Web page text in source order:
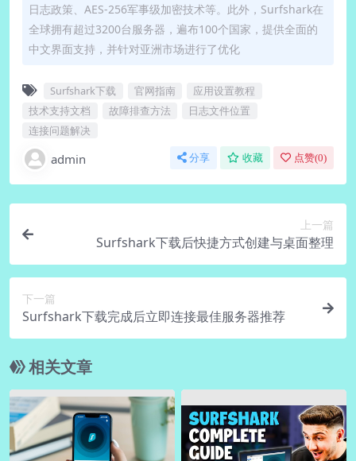
日志政策、AES-256军事级加密技术等。此外，Surfshark在
全球拥有超过3200台服务器，遍布100个国家，提供全面的
中文界面支持，并针对亚洲市场进行了优化
Surfshark下载 官网指南
应用设置教程
技术支持文档
故障排查方法
日志文件位置
连接问题解决
admin 分享 收藏 点赞(0)
上一篇
Surfshark下载后快捷方式创建与桌面整理
下一篇
Surfshark下载完成后立即连接最佳服务器推荐
相关文章